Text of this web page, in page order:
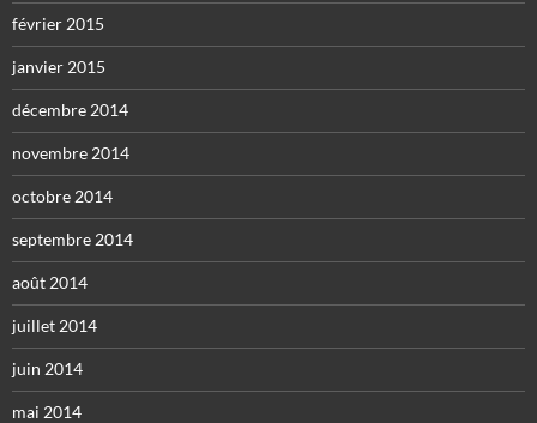
février 2015
janvier 2015
décembre 2014
novembre 2014
octobre 2014
septembre 2014
août 2014
juillet 2014
juin 2014
mai 2014